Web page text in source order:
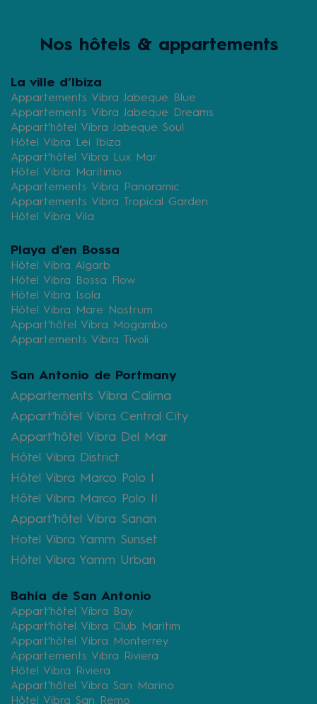
Nos hôtels & appartements
La ville d’Ibiza
Appartements Vibra Jabeque Blue
Appartements Vibra Jabeque Dreams
Appart'hôtel Vibra Jabeque Soul
Hôtel Vibra Lei Ibiza
Appart'hôtel Vibra Lux Mar
Hôtel Vibra Maritimo
Appartements Vibra Panoramic
Appartements Vibra Tropical Garden
Hôtel Vibra Vila
Playa d'en Bossa
Hôtel Vibra Algarb
Hôtel Vibra Bossa Flow
Hôtel Vibra Isola
Hôtel Vibra Mare Nostrum
Appart'hôtel Vibra Mogambo
Appartements Vibra Tivoli
San Antonio de Portmany
Appartements Vibra Calima
Appart'hôtel Vibra Central City
Appart'hôtel Vibra Del Mar
Hôtel Vibra District
Hôtel Vibra Marco Polo I
Hôtel Vibra Marco Polo II
Appart'hôtel Vibra Sanan
Hotel Vibra Yamm Sunset
Hôtel Vibra Yamm Urban
Bahía de San Antonio
Appart'hôtel Vibra Bay
Appart'hôtel Vibra Club Maritim
Appart'hôtel Vibra Monterrey
Appartements Vibra Riviera
Hôtel Vibra Riviera
Appart'hôtel Vibra San Marino
Hôtel Vibra San Remo